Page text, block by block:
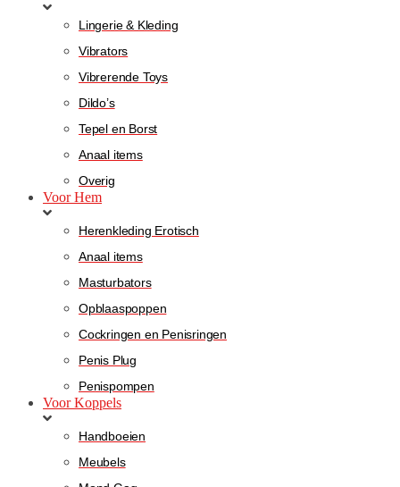
Lingerie & Kleding
Vibrators
Vibrerende Toys
Dildo’s
Tepel en Borst
Anaal items
Overig
Voor Hem
Herenkleding Erotisch
Anaal items
Masturbators
Opblaaspoppen
Cockringen en Penisringen
Penis Plug
Penispompen
Voor Koppels
Handboeien
Meubels